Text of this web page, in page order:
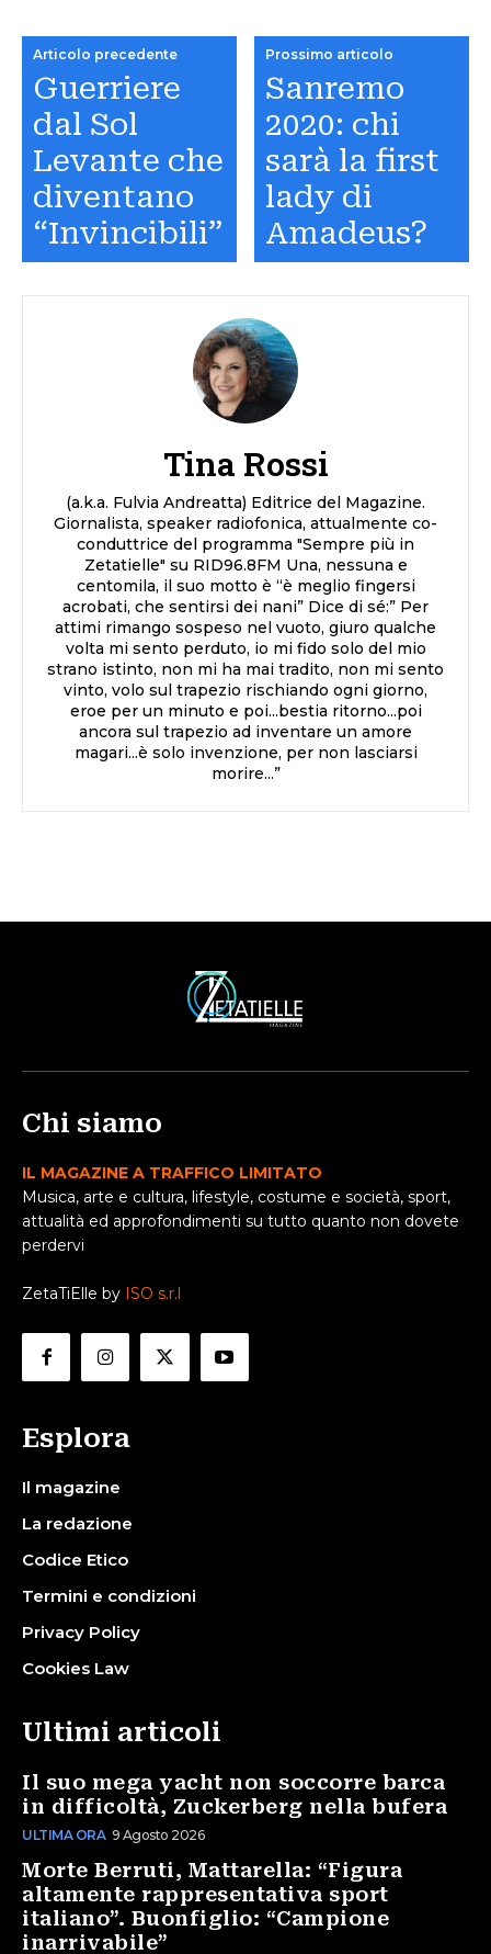
Articolo precedente
Guerriere
dal Sol
Levante che
diventano
“Invincibili”
Prossimo articolo
Sanremo
2020: chi
sarà la first
lady di
Amadeus?
Tina Rossi
(a.k.a. Fulvia Andreatta) Editrice del Magazine.
Giornalista, speaker radiofonica, attualmente co-
conduttrice del programma "Sempre più in
Zetatielle" su RID96.8FM Una, nessuna e
centomila, il suo motto è “è meglio fingersi
acrobati, che sentirsi dei nani” Dice di sé:” Per
attimi rimango sospeso nel vuoto, giuro qualche
volta mi sento perduto, io mi fido solo del mio
strano istinto, non mi ha mai tradito, non mi sento
vinto, volo sul trapezio rischiando ogni giorno,
eroe per un minuto e poi...bestia ritorno...poi
ancora sul trapezio ad inventare un amore
magari...è solo invenzione, per non lasciarsi
morire...”
Chi siamo
IL MAGAZINE A TRAFFICO LIMITATO
Musica, arte e cultura, lifestyle, costume e società, sport,
attualità ed approfondimenti su tutto quanto non dovete
perdervi
ZetaTiElle by ISO s.r.l
Esplora
Il magazine
La redazione
Codice Etico
Termini e condizioni
Privacy Policy
Cookies Law
Ultimi articoli
Il suo mega yacht non soccorre barca
in difficoltà, Zuckerberg nella bufera
ULTIMA ORA 9 Agosto 2026
Morte Berruti, Mattarella: “Figura
altamente rappresentativa sport
italiano”. Buonfiglio: “Campione
inarrivabile”